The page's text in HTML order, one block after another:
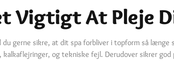
Vigtigt At Pleje
gerne sikre, at dit spa forbliver i topform så
kalkaflejringer, og tekniske fejl. Derudover sikrer